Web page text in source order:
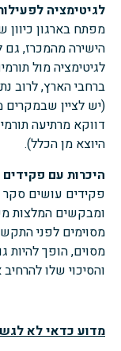
לגיטימציה
מפתח בארגון כיוון
הישירה מהמכרז, גם
לגיטימציה מול
ברחבי הארץ, לרוב
(יש לציין
דווקא מרתיעה
היוצא מן הכלל).
היכרות עם
פקידים עושים סקר
ומבקשים המלצות
מסוימים לפני
מסוים, הופך להיות
והסיכוי שלו
מדוע כדאי לא